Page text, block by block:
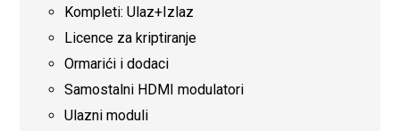
Kompleti: Ulaz+Izlaz
Licence za kriptiranje
Ormarići i dodaci
Samostalni HDMI modulatori
Ulazni moduli